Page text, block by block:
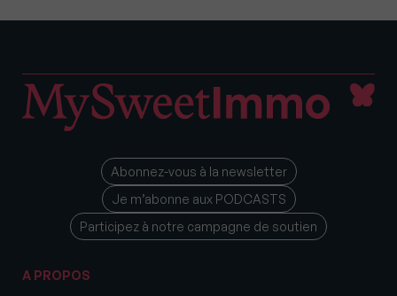
Abonnez-vous à la newsletter
Je m’abonne aux PODCASTS
Participez à notre campagne de soutien
A PROPOS